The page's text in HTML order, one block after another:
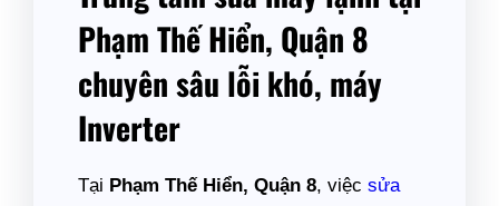
Phạm Thế Hiển, Quận 8
chuyên sâu lỗi khó, máy
Inverter
Tại Phạm Thế Hiển, Quận 8, việc sửa